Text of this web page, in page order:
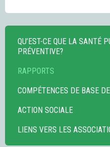
QU’EST-CE QUE LA SANTÉ
PRÉVENTIVE?
RAPPORTS
COMPÉTENCES DE BASE
ACTION SOCIALE
LIENS VERS LES